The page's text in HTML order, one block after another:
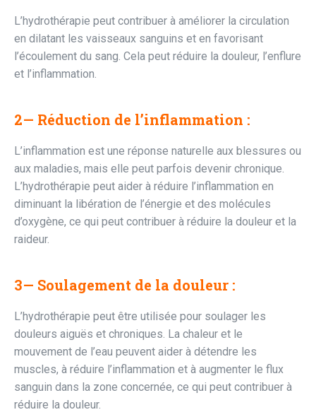
L’hydrothérapie peut contribuer à améliorer la circulation
en dilatant les vaisseaux sanguins et en favorisant
l’écoulement du sang. Cela peut réduire la douleur, l’enflure
et l’inflammation.
2— Réduction de l’inflammation :
L’inflammation est une réponse naturelle aux blessures ou
aux maladies, mais elle peut parfois devenir chronique.
L’hydrothérapie peut aider à réduire l’inflammation en
diminuant la libération de l’énergie et des molécules
d’oxygène, ce qui peut contribuer à réduire la douleur et la
raideur.
3— Soulagement de la douleur :
L’hydrothérapie peut être utilisée pour soulager les
douleurs aiguës et chroniques. La chaleur et le
mouvement de l’eau peuvent aider à détendre les
muscles, à réduire l’inflammation et à augmenter le flux
sanguin dans la zone concernée, ce qui peut contribuer à
réduire la douleur.